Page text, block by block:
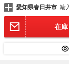
愛知県春日井市 輸
在